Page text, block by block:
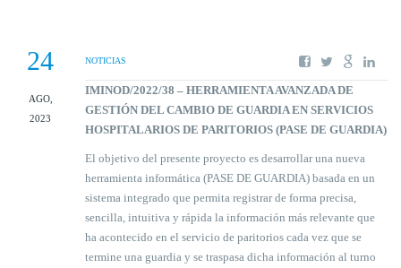
24
AGO,
2023
NOTICIAS
IMINOD/2022/38 – HERRAMIENTA AVANZADA DE
GESTIÓN DEL CAMBIO DE GUARDIA EN SERVICIOS
HOSPITALARIOS DE PARITORIOS (PASE DE GUARDIA)
El objetivo del presente proyecto es desarrollar una nueva
herramienta informática (PASE DE GUARDIA) basada en un
sistema integrado que permita registrar de forma precisa,
sencilla, intuitiva y rápida la información más relevante que
ha acontecido en el servicio de paritorios cada vez que se
termine una guardia y se traspasa dicha información al turno